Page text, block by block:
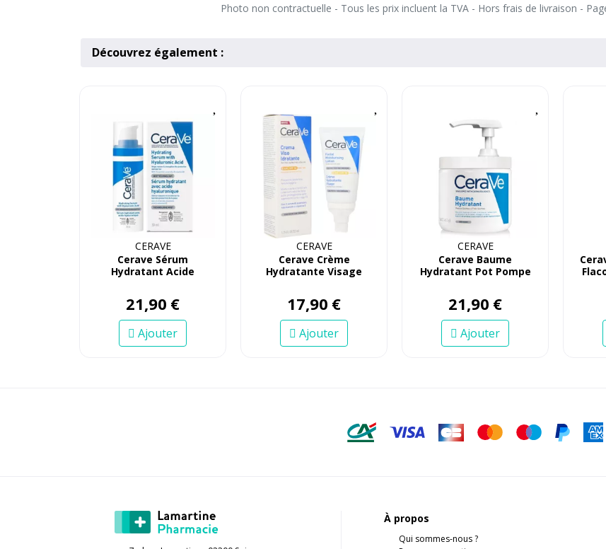
Photo non contractuelle - Tous les prix incluent la TVA - Hors frais de livraison -
Découvrez également :
CERAVE
Cerave Sérum
Hydratant Acide
21,90 €
Ajouter
CERAVE
Cerave Crème
Hydratante Visage
17,90 €
Ajouter
CERAVE
Cerave Baume
Hydratant Pot Pompe
21,90 €
Ajouter
À propos
Qui sommes-nous ?